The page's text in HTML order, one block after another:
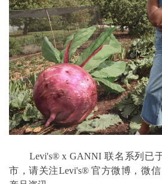
Levi's® x GANNI 联名系列已于
市，请关注Levi's® 官方微博，微